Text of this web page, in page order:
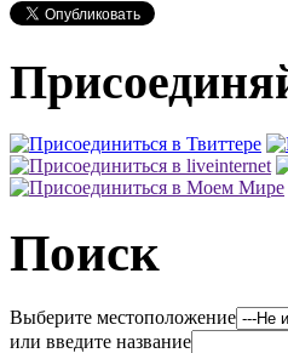
Поиск
Выберите местоположение
или введите название